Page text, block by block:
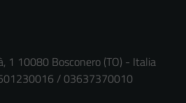
1 10080 Bosconero (TO) - Italia
/ 03637370010